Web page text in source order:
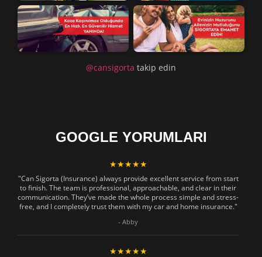
@cansigorta takip edin
GOOGLE YORUMLARI
★★★★★
"Can Sigorta (Insurance) always provide excellent service from start
to finish. The team is professional, approachable, and clear in their
communication. They’ve made the whole process simple and stress-
free, and I completely trust them with my car and home insurance."
- Abby
★★★★★